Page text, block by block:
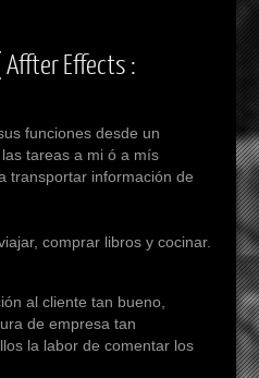
Affter Effects :
funciones desde un
tareas a mi ó a mís
transportar información de
comprar libros y cocinar.
al cliente tan bueno,
de empresa tan
la labor de comentar los